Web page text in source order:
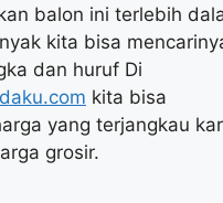
balon ini terlebih
kita bisa
dan huruf Di
kita bisa
yang terjangkau
grosir.